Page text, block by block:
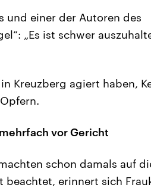
und einer der Autoren des
„Es ist schwer
Kreuzberg agiert haben,
vor Gericht
schon damals auf
erinnert sich